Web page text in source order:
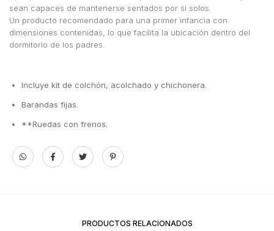
sean capaces de mantenerse sentados por si solos.
Un producto recomendado para una primer infancia con
dimensiones contenidas, lo que facilita la ubicación dentro del
dormitorio de los padres.
Incluye kit de colchón, acolchado y chichonera.
Barandas fijas.
**Ruedas con frenos.
PRODUCTOS RELACIONADOS